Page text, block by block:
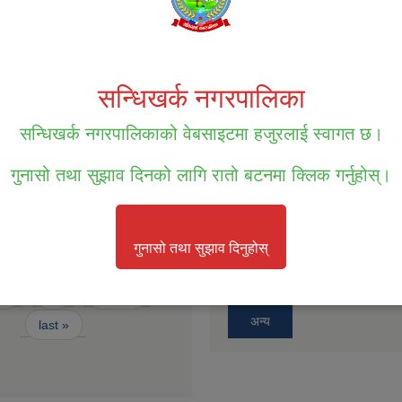
त्रैसासिक भत्ता विवरण आ.व.
लागि दरखास्त फाराम
कार्य सम्पादन मूल्याङ्कन
last »
सम्पत्ति तथा जिन्सी मालसामान लिलाम
बोलपत्र आव्हानको सूचना ।
बोलपत्र स्विकृतिको लागी छनोट
बोलपत्र स्वीकृतिको लागि छनौट
अन्य
सन्धिखर्क नगरपालिका
सन्धिखर्क नगरपालिकाको वेबसाइटमा हजुरलाई स्वागत छ।
गुनासो तथा सुझाव दिनको लागि रातो बटनमा क्लिक गर्नुहोस्।
गुनासो तथा सुझाव दिनुहोस्